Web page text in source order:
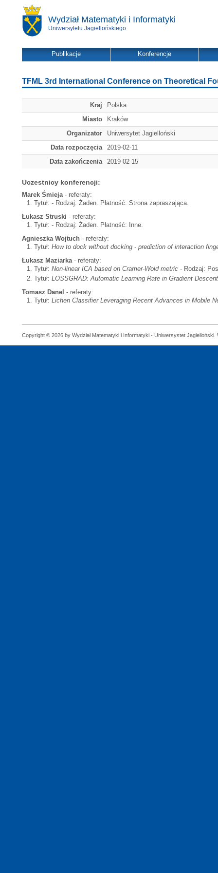
Wydział Matematyki i Informatyki
Uniwersytetu Jagiellońskiego
Publikacje Konferencje
TFML 3rd International Conference on Theoretical
Kraj
Polska
Miasto
Kraków
Organizator
Uniwersytet Jagielloński
Data rozpoczęcia
2019-02-11
Data zakończenia
2019-02-15
Uczestnicy konferencji:
Marek Śmieja- referaty:
Tytuł: - Rodzaj: Żaden. Płatność: Strona zapraszająca.
Łukasz Struski - referaty:
Tytuł: - Rodzaj: Żaden. Płatność: Inne.
Agnieszka Wojtuch - referaty:
Tytuł: How to dock without docking - prediction of interaction
Łukasz Maziarka- referaty:
Tytuł: Non-linear ICA based on Cramer-Wold metric - Rodzaj:
Tytuł: LOSSGRAD: Automatic Learning Rate in Gradient Descent
Tomasz Danel - referaty:
Tytuł: Lichen Classifier Leveraging Recent Advances in Mobile
Copyright © 2026 by Wydział Matematyki i Informatyki - Uniwersystet